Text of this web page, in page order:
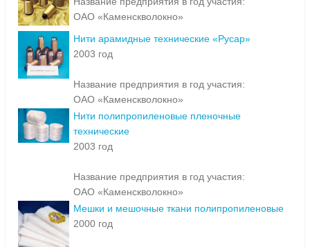
ОАО «Каменскволокно»
Нити арамидные технические «Русар»
2003 год
Название предприятия в год участия:
ОАО «Каменскволокно»
Нити полипропиленовые пленочные
технические
2003 год
Название предприятия в год участия:
ОАО «Каменскволокно»
Мешки и мешочные ткани полипропиленовые
2000 год